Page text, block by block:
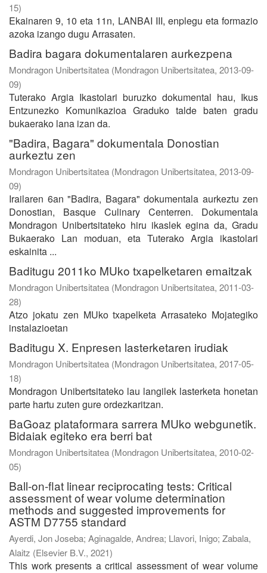
15)
Ekainaren 9, 10 eta 11n, LANBAI III, enplegu eta formazio
azoka izango dugu Arrasaten.
Badira bagara dokumentalaren aurkezpena
Mondragon Unibertsitatea (Mondragon Unibertsitatea, 2013-09-
09)
Tuterako Argia Ikastolari buruzko dokumental hau, Ikus
Entzunezko Komunikazioa Graduko talde baten gradu
bukaerako lana izan da.
"Badira, Bagara" dokumentala Donostian
aurkeztu zen
Mondragon Unibertsitatea (Mondragon Unibertsitatea, 2013-09-
09)
Irailaren 6an "Badira, Bagara" dokumentala aurkeztu zen
Donostian, Basque Culinary Centerren. Dokumentala
Mondragon Unibertsitateko hiru ikaslek egina da, Gradu
Bukaerako Lan moduan, eta Tuterako Argia ikastolari
eskainita ...
Baditugu 2011ko MUko txapelketaren emaitzak
Mondragon Unibertsitatea (Mondragon Unibertsitatea, 2011-03-
28)
Atzo jokatu zen MUko txapelketa Arrasateko Mojategiko
instalazioetan
Baditugu X. Enpresen lasterketaren irudiak
Mondragon Unibertsitatea (Mondragon Unibertsitatea, 2017-05-
18)
Mondragon Unibertsitateko lau langilek lasterketa honetan
parte hartu zuten gure ordezkaritzan.
BaGoaz plataformara sarrera MUko webgunetik.
Bidaiak egiteko era berri bat
Mondragon Unibertsitatea (Mondragon Unibertsitatea, 2010-02-
05)
Ball-on-flat linear reciprocating tests: Critical
assessment of wear volume determination
methods and suggested improvements for
ASTM D7755 standard
Ayerdi, Jon Joseba; Aginagalde, Andrea; Llavori, Inigo; Zabala,
Alaitz (Elsevier B.V., 2021)
This work presents a critical assessment of wear volume